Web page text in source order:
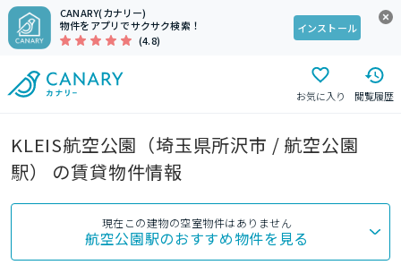
CANARY(カナリー)
物件をアプリでサクサク検索！
(4.8)
インストール
お気に入り 閲覧履歴
KLEIS航空公園（埼玉県所沢市 / 航空公園
駅） の賃貸物件情報
現在この建物の空室物件はありません
航空公園駅のおすすめ物件を見る